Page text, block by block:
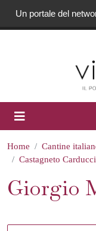
Un portale del
Home Cantine
Castagneto Carducci
Giorgio